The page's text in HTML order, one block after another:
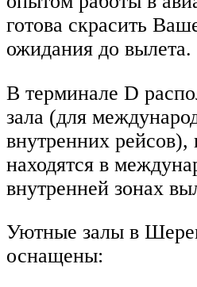
готова скрасить
ожидания до вылета.
В терминале D
зала (для
внутренних рейсов),
находятся в
внутренней зонах
Уютные залы в
оснащены: